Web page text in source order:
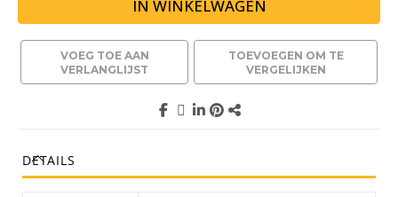
IN WINKELWAGEN
VOEG TOE AAN
VERLANGLIJST
TOEVOEGEN OM TE
VERGELIJKEN
DETAILS